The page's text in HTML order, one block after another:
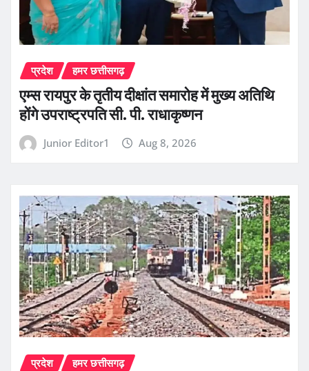
प्रदेश हमर छत्तीसगढ़
एम्स रायपुर के तृतीय दीक्षांत समारोह में मुख्य अतिथि
होंगे उपराष्ट्रपति सी. पी. राधाकृष्णन
Junior Editor1 Aug 8, 2026
प्रदेश हमर छत्तीसगढ़